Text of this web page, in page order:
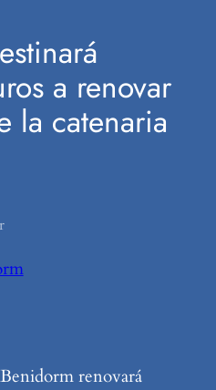
a renovar
la catenaria
renovará